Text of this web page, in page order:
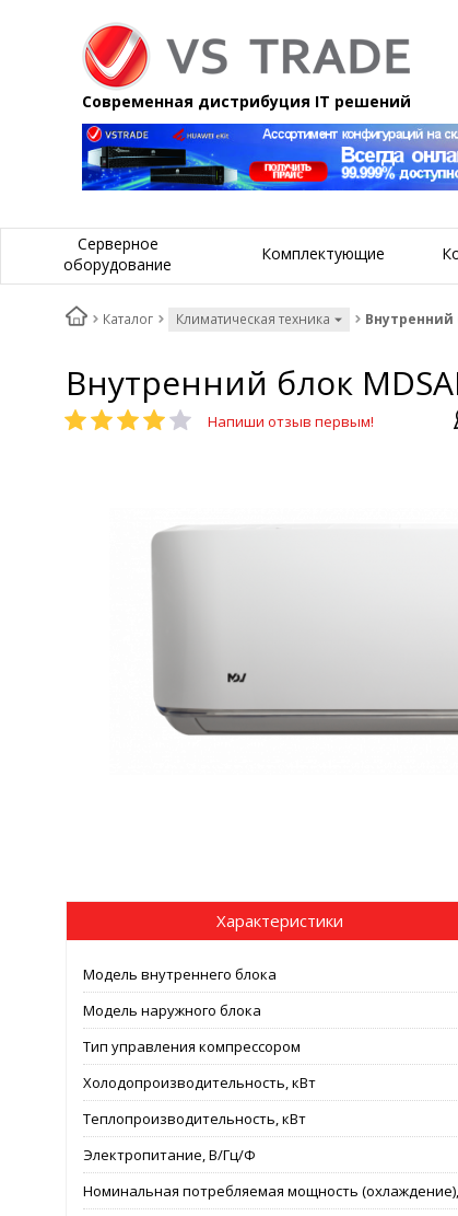
Современная дистрибуция IT решений
Серверное
оборудование
Комплектующие
Каталог Климатическая техника Внутренний
Внутренний блок
Напиши отзыв первым!
Характеристики
Модель внутреннего блока
Модель наружного блока
Тип управления компрессором
Холодопроизводительность, кВт
Теплопроизводительность, кВт
Электропитание, В/Гц/Ф
Номинальная потребляемая мощность